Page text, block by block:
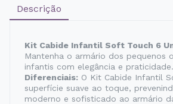
Descrição
Kit Cabide Infantil Soft Touch 6
Mantenha o armário dos
infantis com elegância e praticidade.
Diferenciais: O Kit Cabide Infantil
superfície suave ao toque,
moderno e sofisticado ao armário